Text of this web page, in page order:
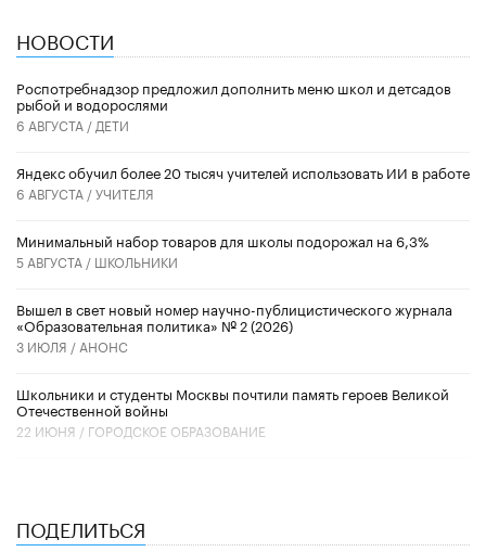
НОВОСТИ
Роспотребнадзор предложил дополнить меню школ и детсадов
рыбой и водорослями
6 АВГУСТА / ДЕТИ
​Яндекс обучил более 20 тысяч учителей использовать ИИ в работе
6 АВГУСТА /УЧИТЕЛЯ
Минимальный набор товаров для школы подорожал на 6,3%
5 АВГУСТА / ШКОЛЬНИКИ
Вышел в свет новый номер научно-публицистического журнала
«Образовательная политика» № 2 (2026)
3 ИЮЛЯ / АНОНС
Школьники и студенты Москвы почтили память героев Великой
Отечественной войны
22 ИЮНЯ / ГОРОДСКОЕ ОБРАЗОВАНИЕ
ПОДЕЛИТЬСЯ